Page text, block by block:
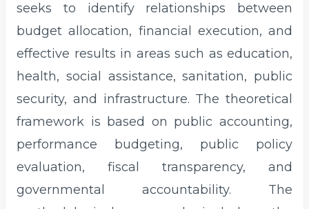
seeks to identify relationships between
budget allocation, financial execution, and
effective results in areas such as education,
health, social assistance, sanitation, public
security, and infrastructure. The theoretical
framework is based on public accounting,
performance budgeting, public policy
evaluation, fiscal transparency, and
governmental accountability. The